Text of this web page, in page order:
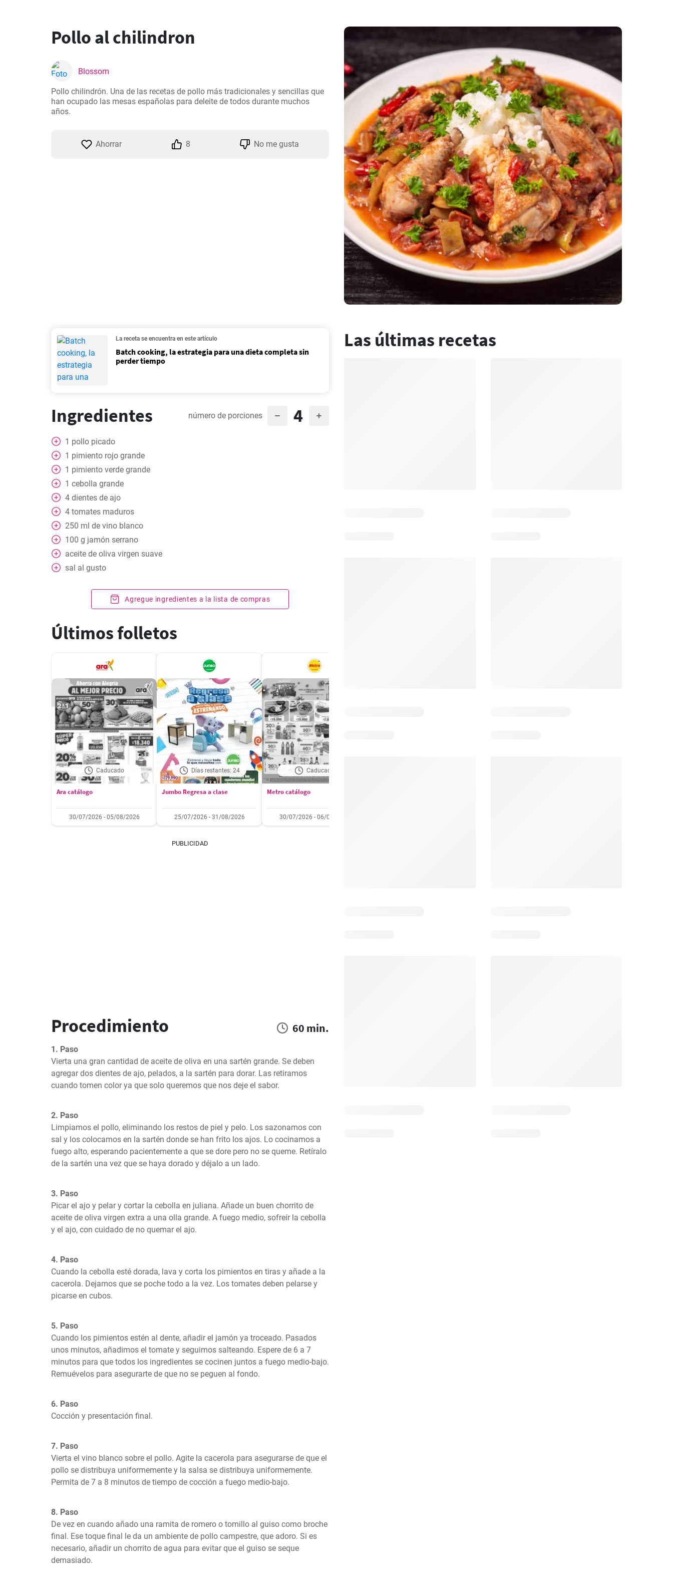
Pollo al chilindron
Blossom
Pollo chilindrón. Una de las recetas de pollo más tradicionales y sencillas que
han ocupado las mesas españolas para deleite de todos durante muchos
años.
Ahorrar 8 No me gusta
La receta se encuentra en este artículo
Batch cooking, la estrategia para una dieta completa sin
perder tiempo
Ingredientes número de porciones 4
1 pollo picado
1 pimiento rojo grande
1 pimiento verde grande
1 cebolla grande
4 dientes de ajo
4 tomates maduros
250 ml de vino blanco
100 g jamón serrano
aceite de oliva virgen suave
sal al gusto
Agregue ingredientes a la lista de compras
Últimos folletos
Caducado
Ara catálogo
30/07/2026 - 05/08/2026
Días restantes: 24
Jumbo Regresa a clase
25/07/2026 - 31/08/2026
Caducado
Metro catálogo
30/07/2026 - 06/08/2026
PUBLICIDAD
Procedimiento 60 min.
1. Paso
Vierta una gran cantidad de aceite de oliva en una sartén grande. Se deben
agregar dos dientes de ajo, pelados, a la sartén para dorar. Las retiramos
cuando tomen color ya que solo queremos que nos deje el sabor.
2. Paso
Limpiamos el pollo, eliminando los restos de piel y pelo. Los sazonamos con
sal y los colocamos en la sartén donde se han frito los ajos. Lo cocinamos a
fuego alto, esperando pacientemente a que se dore pero no se queme. Retíralo
de la sartén una vez que se haya dorado y déjalo a un lado.
3. Paso
Picar el ajo y pelar y cortar la cebolla en juliana. Añade un buen chorrito de
aceite de oliva virgen extra a una olla grande. A fuego medio, sofreír la cebolla
y el ajo, con cuidado de no quemar el ajo.
4. Paso
Cuando la cebolla esté dorada, lava y corta los pimientos en tiras y añade a la
cacerola. Dejamos que se poche todo a la vez. Los tomates deben pelarse y
picarse en cubos.
5. Paso
Cuando los pimientos estén al dente, añadir el jamón ya troceado. Pasados
unos minutos, añadimos el tomate y seguimos salteando. Espere de 6 a 7
minutos para que todos los ingredientes se cocinen juntos a fuego medio-bajo.
Remuévelos para asegurarte de que no se peguen al fondo.
6. Paso
Cocción y presentación final.
7. Paso
Vierta el vino blanco sobre el pollo. Agite la cacerola para asegurarse de que el
pollo se distribuya uniformemente y la salsa se distribuya uniformemente.
Permita de 7 a 8 minutos de tiempo de cocción a fuego medio-bajo.
8. Paso
De vez en cuando añado una ramita de romero o tomillo al guiso como broche
final. Ese toque final le da un ambiente de pollo campestre, que adoro. Si es
necesario, añadir un chorrito de agua para evitar que el guiso se seque
demasiado.
Las últimas recetas